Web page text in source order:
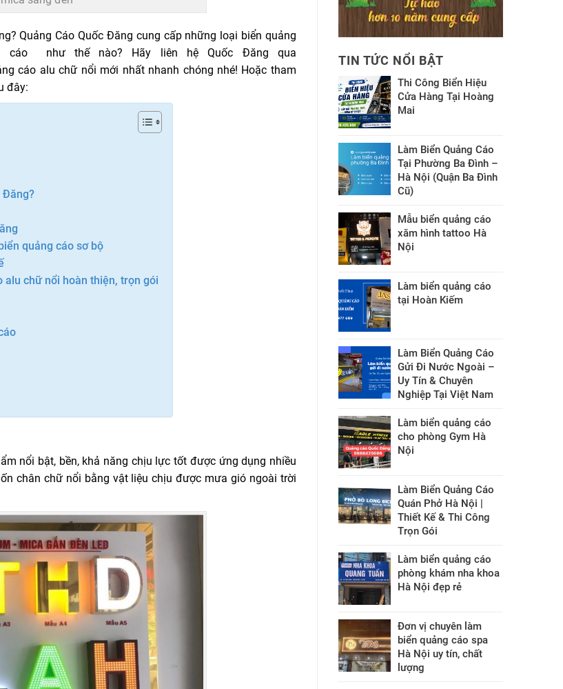
Quảng Cáo Quốc Đăng cung cấp những loại biển quảng
cáo như thế nào? Hãy liên hệ Quốc Đăng qua
cáo alu chữ nổi mới nhất nhanh chóng nhé! Hoặc tham
đây:
Đăng?
quảng cáo sơ bộ
alu chữ nổi hoàn thiện, trọn gói
nổi bật, bền, khả năng chịu lực tốt được ứng dụng nhiều
chân chữ nổi bằng vật liệu chịu được mưa gió ngoài trời
TIN TỨC NỔI BẬT
Thi Công Biển Hiệu
Cửa Hàng Tại Hoàng
Mai
Làm Biển Quảng Cáo
Tại Phường Ba Đình –
Hà Nội (Quận Ba Đình
Cũ)
Mẫu biển quảng cáo
xăm hình tattoo Hà
Nội
Làm biển quảng cáo
tại Hoàn Kiếm
Làm Biển Quảng Cáo
Gửi Đi Nước Ngoài –
Uy Tín & Chuyên
Nghiệp Tại Việt Nam
Làm biển quảng cáo
cho phòng Gym Hà
Nội
Làm Biển Quảng Cáo
Quán Phở Hà Nội |
Thiết Kế & Thi Công
Trọn Gói
Làm biển quảng cáo
phòng khám nha khoa
Hà Nội đẹp rẻ
Đơn vị chuyên làm
biển quảng cáo spa
Hà Nội uy tín, chất
lượng